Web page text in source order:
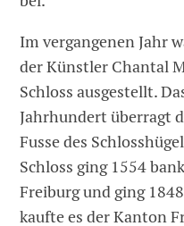
Im vergangenen Jahr
der Künstler Chantal
Schloss ausgestellt.
Jahrhundert überragt
Fusse des
Schloss ging 1554
Freiburg und ging
kaufte es der Kanton